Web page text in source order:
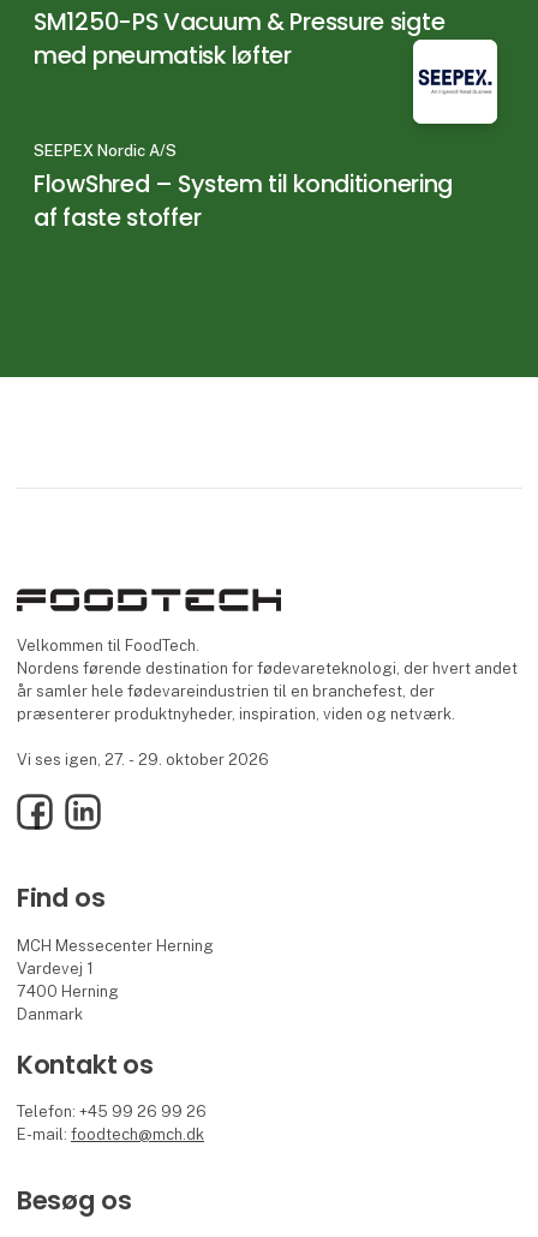
SM1250-PS Vacuum & Pressure sigte
med pneumatisk løfter
SEEPEX Nordic A/S
FlowShred – System til konditionering
af faste stoffer
Velkommen til FoodTech.
Nordens førende destination for fødevareteknologi, der hvert andet
år samler hele fødevareindustrien til en branchefest, der
præsenterer produktnyheder, inspiration, viden og netværk.
Vi ses igen, 27. - 29. oktober 2026
FacebookLinkedIn
Find os
MCH Messecenter Herning
Vardevej 1
7400 Herning
Danmark
Kontakt os
Telefon: +45 99 26 99 26
E-mail:foodtech@mch.dk
Besøg os